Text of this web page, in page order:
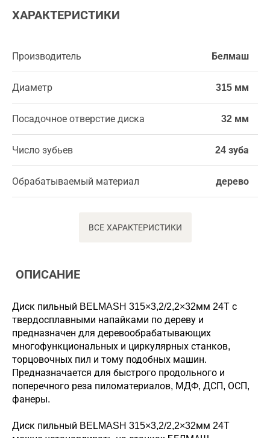
ХАРАКТЕРИСТИКИ
Производитель Белмаш
Диаметр 315 мм
Посадочное отверстие диска 32 мм
Число зубьев 24 зуба
Обрабатываемый материал дерево
ВСЕ ХАРАКТЕРИСТИКИ
ОПИСАНИЕ
Диск пильный BELMASH 315×3,2/2,2×32мм 24Т с
твердосплавными напайками по дереву и
предназначен для деревообрабатывающих
многофункциональных и циркулярных станков,
торцовочных пил и тому подобных машин.
Предназначается для быстрого продольного и
поперечного реза пиломатериалов, МДФ, ДСП, ОСП,
фанеры.
Диск пильный BELMASH 315×3,2/2,2×32мм 24Т